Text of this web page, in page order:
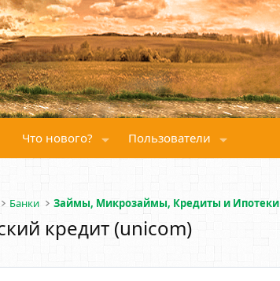
Что нового? Пользователи
Банки Займы, Микрозаймы, Кредиты и Ипотеки
кредит (unicom)